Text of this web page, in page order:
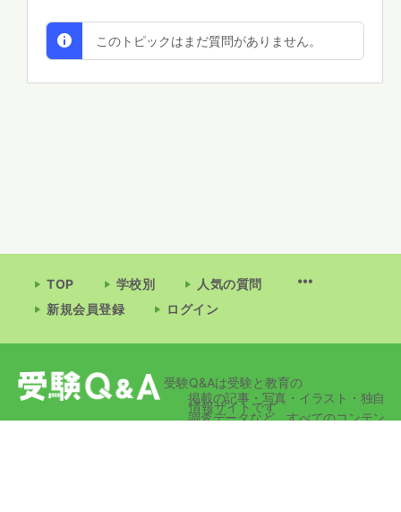
このトピックはまだ質問がありません。
TOP 学校別
人気の質問
新規会員登録
ログイン
受験Q&Aは受験と教育の
情報サイトです
掲載の記事・写真・イラスト・独自
調査データなど、すべてのコンテン